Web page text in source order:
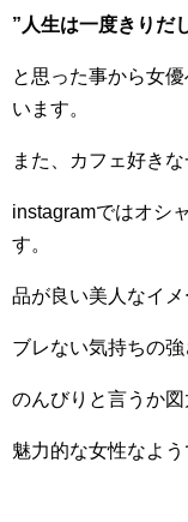
”人生は一度きりだ
と思った事から女
います。
また、カフェ好き
instagramではオシ
す。
品が良い美人なイメ
ブレない気持ちの強
のんびりと言うか図
魅力的な女性なよう